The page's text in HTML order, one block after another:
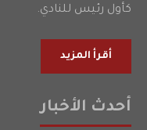
كأول رئيس للنادي.
أقرأ المزيد
أحدث الأخبار